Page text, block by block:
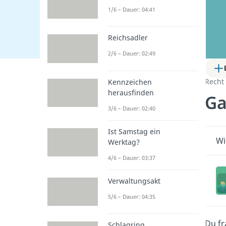
Recht
Du
1/6 – Dauer: 04:41
Reichsadler
2/6 – Dauer: 02:49
Kennzeichen
herausfinden
3/6 – Dauer: 02:40
Ist Samstag ein
Werktag?
4/6 – Dauer: 03:37
Verwaltungsakt
5/6 – Dauer: 04:35